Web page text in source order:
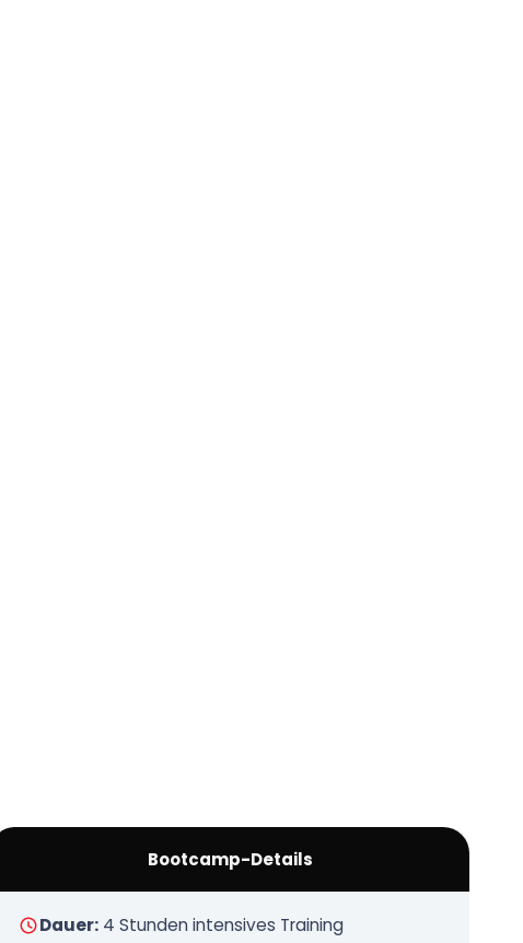
Bootcamp-Details
Dauer:4 Stunden intensives Training